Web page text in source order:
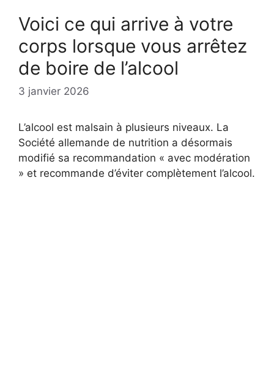
Voici ce qui arrive à votre
corps lorsque vous arrêtez
de boire de l’alcool
3 janvier 2026
L’alcool est malsain à plusieurs niveaux. La
Société allemande de nutrition a désormais
modifié sa recommandation « avec modération
» et recommande d’éviter complètement l’alcool.